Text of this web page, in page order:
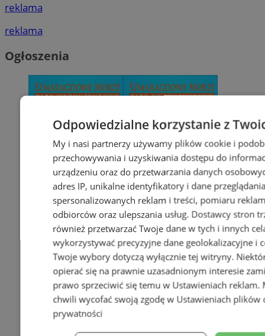
reklama
reklama
Ogłoszenia
Odpowiedzialne korzystanie z
My i nasi partnerzy używamy plików cookie i
przechowywania i uzyskiwania dostępu do
urządzeniu oraz do przetwarzania danych
adres IP, unikalne identyfikatory i dane
spersonalizowanych reklam i treści, pomiaru
odbiorców oraz ulepszania usług. Dostawcy stron
również przetwarzać Twoje dane w tych i innych
wykorzystywać precyzyjne dane geolokalizacyjne i
Twoje wybory dotyczą wyłącznie tej witryny.
opierać się na prawnie uzasadnionym interesie
prawo sprzeciwić się temu w Ustawieniach reklam.
chwili wycofać swoją zgodę w Ustawieniach plików
prywatności